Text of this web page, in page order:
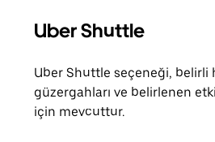
Uber Shuttle
Uber Shuttle seçeneği, belirli
güzergahları ve belirlenen
için mevcuttur.